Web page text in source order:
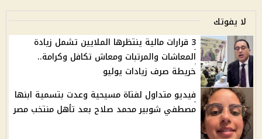
لا يفوتك
3 قرارات مالية ينتظرها الملايين تشمل زيادة
المعاشات والمرتبات ومعاش تكافل وكرامة..
خريطة صرف زيادات يوليو
فيديو متداول لفتاة مسيحية وعدت بتسمية ابنها
مصطفي شوبير محمد صلاح بعد تأهل منتخب مصر